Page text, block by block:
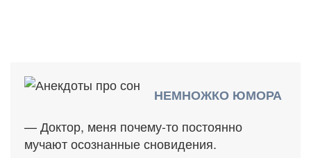
НЕМНОЖКО ЮМОРА
— Доктор, меня почему-то постоянно
мучают осознанные сновидения.